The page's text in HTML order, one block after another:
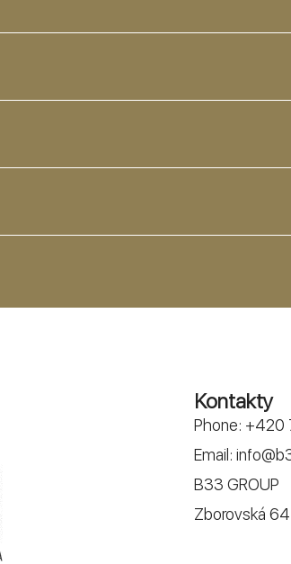
Kontakty
Phone: +420
Email:
B33 GROUP
Zborovská